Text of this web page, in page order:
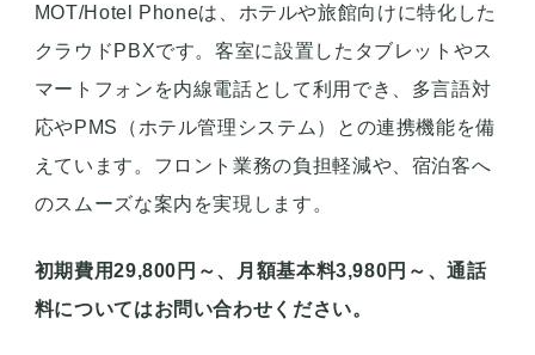
MOT/Hotel Phoneは、ホテルや旅館向けに特化した
クラウドPBXです。客室に設置したタブレットやス
マートフォンを内線電話として利用でき、多言語対
応やPMS（ホテル管理システム）との連携機能を備
えています。フロント業務の負担軽減や、宿泊客へ
のスムーズな案内を実現します。
初期費用29,800円～、月額基本料3,980円～、通話
料についてはお問い合わせください。